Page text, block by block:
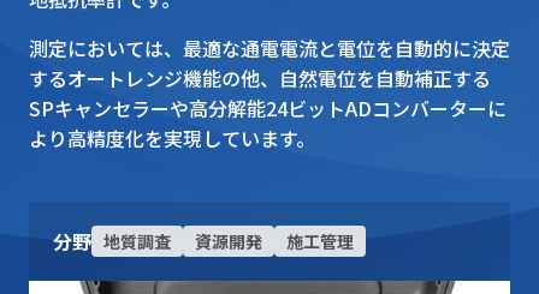
測定においては、最適な通電電流と電位を自動的に決定
するオートレンジ機能の他、自然電位を自動補正する
SPキャンセラーや高分解能24ビットADコンバーターに
より高精度化を実現しています。
分野 地質調査 資源開発 施工管理